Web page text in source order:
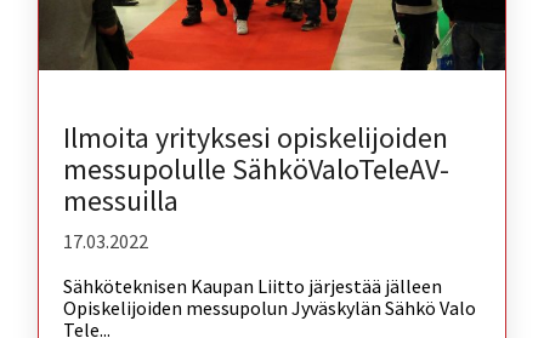
Ilmoita yrityksesi opiskelijoiden
messupolulle SähköValoTeleAV-
messuilla
17.03.2022
Sähköteknisen Kaupan Liitto järjestää jälleen
Opiskelijoiden messupolun Jyväskylän Sähkö Valo
Tele...